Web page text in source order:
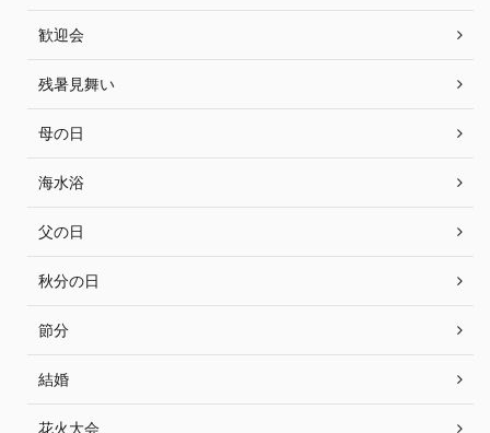
歓迎会
残暑見舞い
母の日
海水浴
父の日
秋分の日
節分
結婚
花火大会